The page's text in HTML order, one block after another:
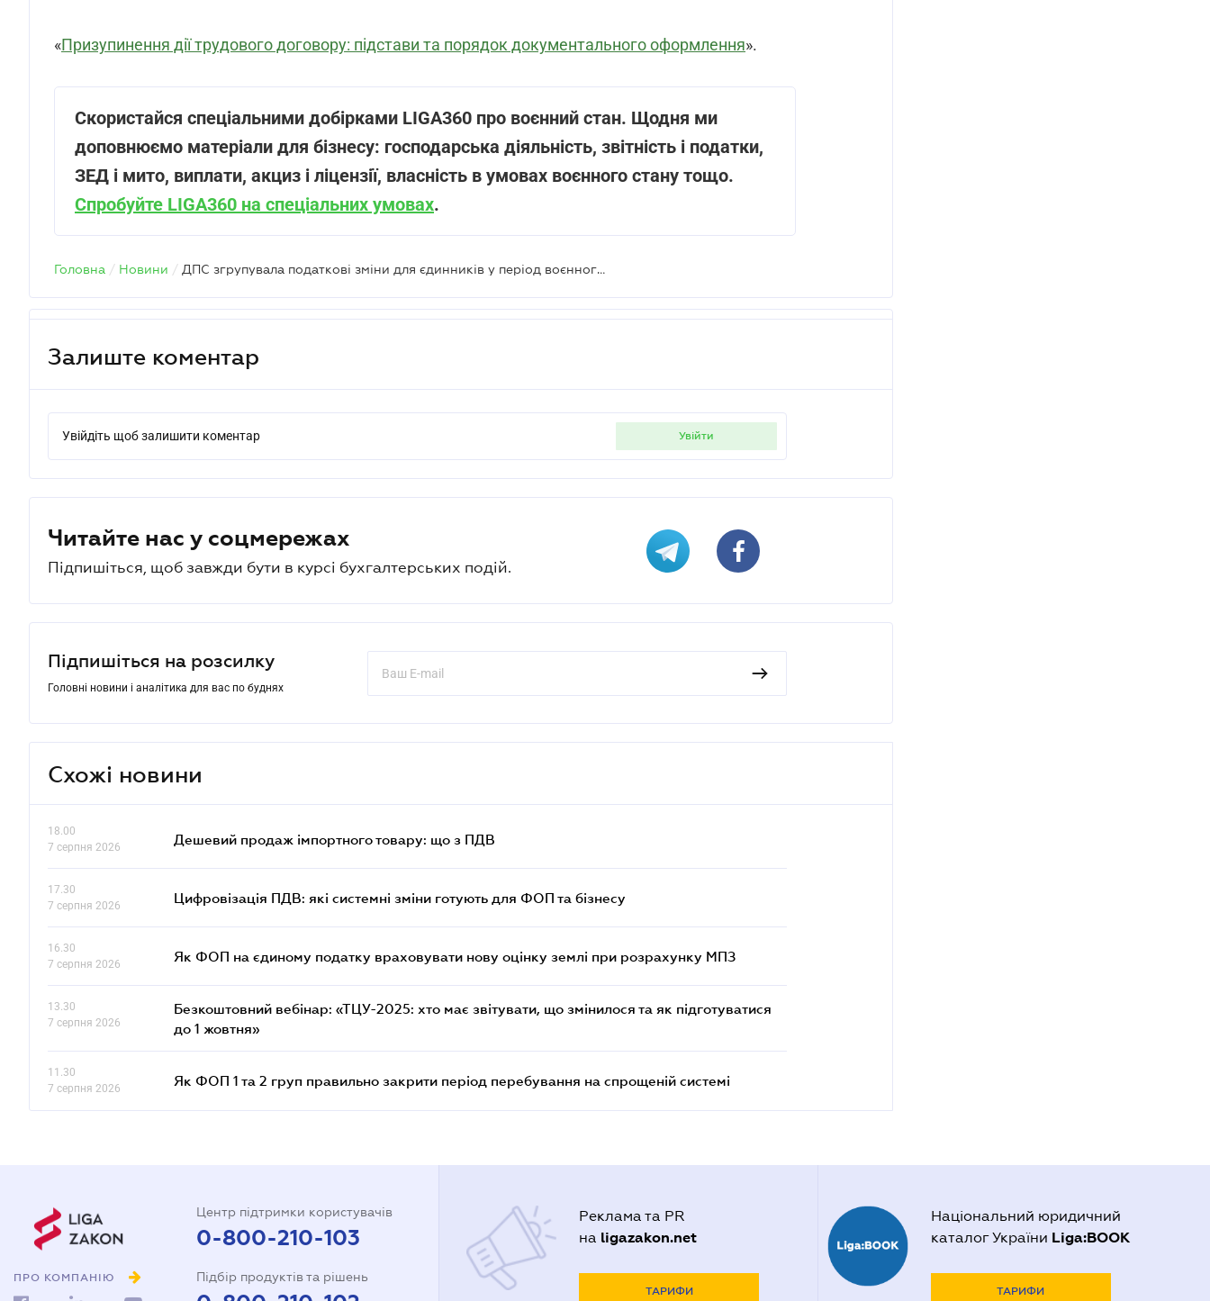
«Призупинення дії трудового договору: підстави та порядок документального оформлення».
Скористайся спеціальними добірками LIGA360 про воєнний стан. Щодня ми
доповнюємо матеріали для бізнесу: господарська діяльність, звітність і податки,
ЗЕД і мито, виплати, акциз і ліцензії, власність в умовах воєнного стану тощо.
Спробуйте LIGA360 на спеціальних умовах.
Головна / Новини / ДПС згрупувала податкові зміни для єдинників у період воєнного стану
Залиште коментар
Увійдіть щоб залишити коментар увійти
Читайте нас у соцмережах
Підпишіться, щоб завжди бути в курсі бухгалтерських подій.
Підпишіться на розсилку
Головні новини і аналітика для вас по буднях
Схожі новини
18.00
7 серпня 2026
Дешевий продаж імпортного товару: що з ПДВ
17.30
7 серпня 2026
Цифровізація ПДВ: які системні зміни готують для ФОП та бізнесу
16.30
7 серпня 2026
Як ФОП на єдиному податку враховувати нову оцінку землі при розрахунку МПЗ
13.30
7 серпня 2026
Безкоштовний вебінар: «ТЦУ-2025: хто має звітувати, що змінилося та як підготуватися
до 1 жовтня»
11.30
7 серпня 2026
Як ФОП 1 та 2 груп правильно закрити період перебування на спрощеній системі
ПРО КОМПАНІЮ
Центр підтримки користувачів
0-800-210-103
Підбір продуктів та рішень
Реклама та PR
на ligazakon.net
ТАРИФИ
Національний юридичний
каталог України Liga:BOOK
ТАРИФИ